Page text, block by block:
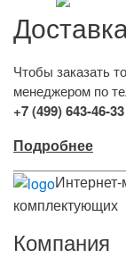
Чтобы заказать
менеджером по
+7 (499) 643-46-33
Подробнее
комплектующих
Компания